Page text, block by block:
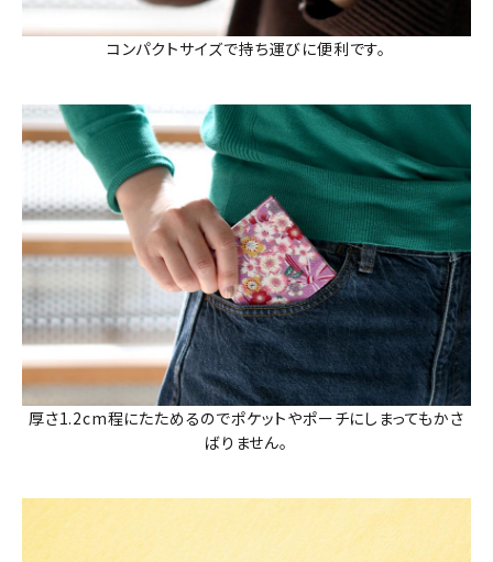
コンパクトサイズで持ち運びに便利です。
厚さ1.2cm程にたためるのでポケットやポーチにしまってもかさ
ばりません。